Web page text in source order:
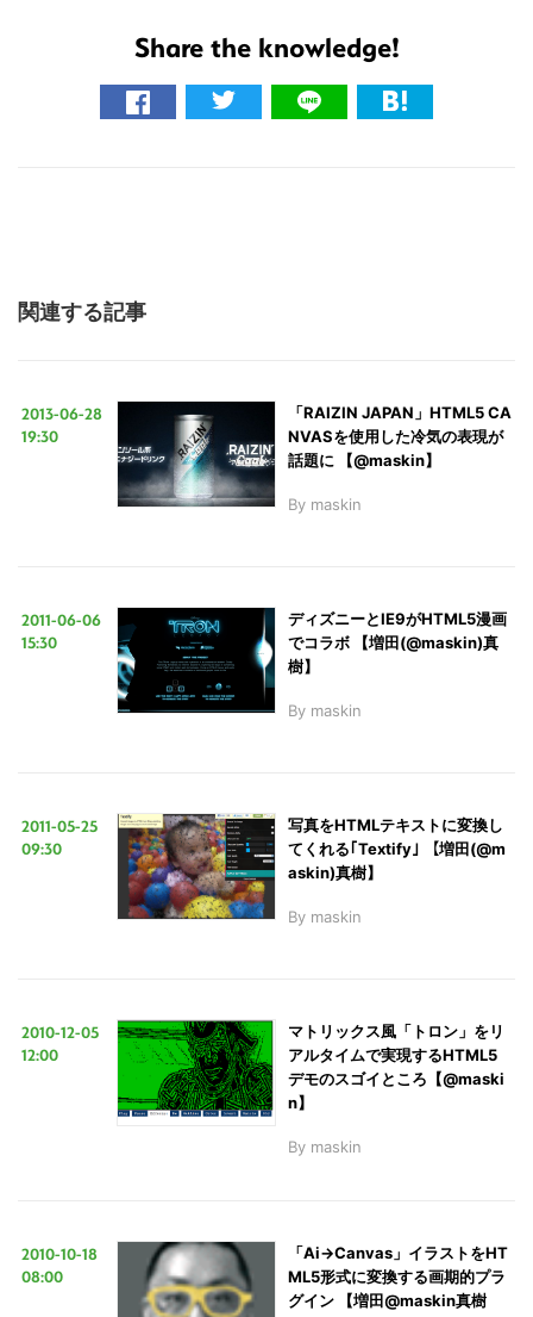
Share the knowledge!
関連する記事
2013-06-28
19:30
「RAIZIN JAPAN」HTML5 CA
NVASを使用した冷気の表現が
話題に 【@maskin】
By maskin
2011-06-06
15:30
ディズニーとIE9がHTML5漫画
でコラボ 【増田(@maskin)真
樹】
By maskin
2011-05-25
09:30
写真をHTMLテキストに変換し
てくれる｢Textify｣ 【増田(@m
askin)真樹】
By maskin
2010-12-05
12:00
マトリックス風「トロン」をリ
アルタイムで実現するHTML5
デモのスゴイところ【@maski
n】
By maskin
2010-10-18
08:00
「Ai→Canvas」イラストをHT
ML5形式に変換する画期的プラ
グイン 【増田@maskin真樹
を
す